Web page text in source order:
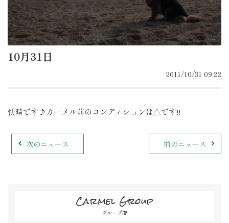
10月31日
2011/10/31 09:22
快晴です♪カーメル前のコンディションは△です!!
次のニュース 前のニュース
Carmel Group
グループ店